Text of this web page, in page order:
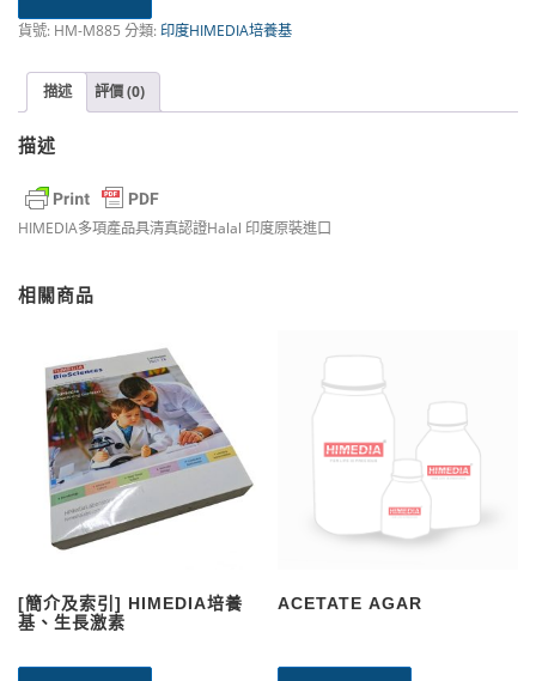
貨號: HM-M885 分類:印度HIMEDIA培養基
描述 評價 (0)
描述
HIMEDIA多項產品具清真認證Halal 印度原裝進口
相關商品
[簡介及索引] HIMEDIA培養
基、生長激素
ACETATE AGAR